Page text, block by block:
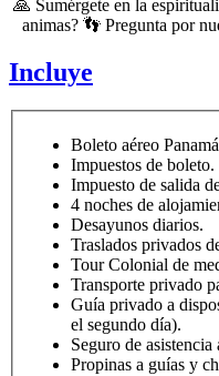
🙏 Sumérgete en la
animas? 👣 Pregunta por
Incluye
Boleto aéreo
Impuestos de boleto.
Impuesto de salida
4 noches de
Desayunos diarios.
Traslados privados
Tour Colonial de
Transporte privado
Guía privado a
el segundo día).
Seguro de
Propinas a guías y